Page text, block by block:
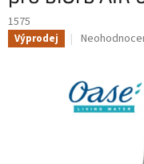
1575
Výprodej
Průměrné
je
0,0
z